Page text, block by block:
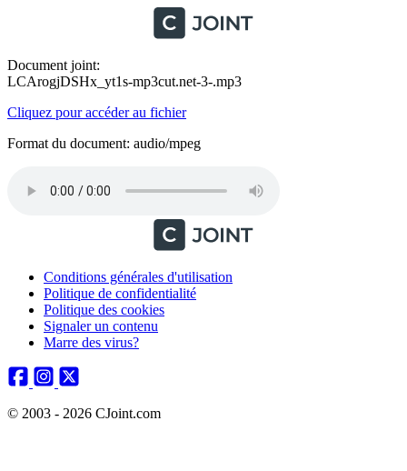
Document joint:
LCArogjDSHx_yt1s-mp3cut.net-3-.mp3
Cliquez pour accéder au fichier
Format du document: audio/mpeg
Conditions générales d'utilisation
Politique de confidentialité
Politique des cookies
Signaler un contenu
Marre des virus?
© 2003 - 2026 CJoint.com